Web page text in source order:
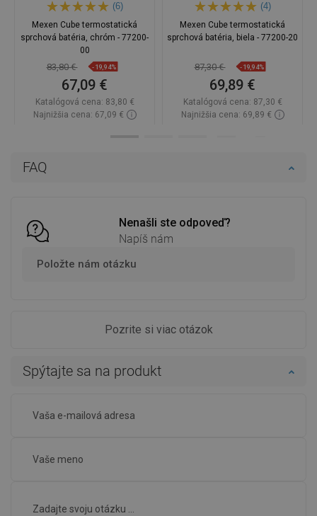
FAQ
Nenašli ste odpoveď?
Napíš nám
Položte nám otázku
Pozrite si viac otázok
Spýtajte sa na produkt
(6)
Mexen Cube termostatická
sprchová batéria, chróm - 77200-
00
83,80 € -19,94%
67,09 €
Katalógová cena: 83,80 €
Najnižšia cena: 67,09 €
(4)
Mexen Cube termostatická
sprchová batéria, biela - 77200-20
87,30 € -19,94%
69,89 €
Katalógová cena: 87,30 €
Najnižšia cena: 69,89 €